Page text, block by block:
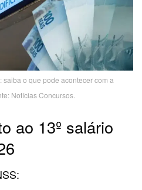
saiba o que pode acontecer com a
Notícias Concursos.
ao 13º salário